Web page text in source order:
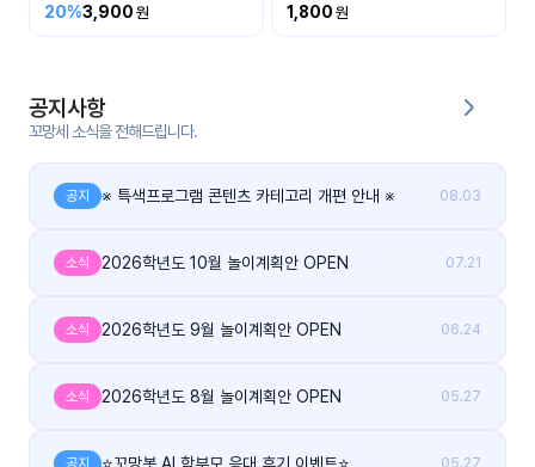
그
20%3,900 1,800
공지사항
꼬망세 소식을 전해드립니다.
공지 ※ 특색프로그램 콘텐츠 카테고리 개편 안내 ※ 08.03
소식 2026학년도 10월 놀이계획안 OPEN 07.21
소식 2026학년도 9월 놀이계획안 OPEN 06.24
소식 2026학년도 8월 놀이계획안 OPEN 05.27
공지 ⭐꼬망봇 AI 학부모 응대 후기 이벤트⭐ 05.27